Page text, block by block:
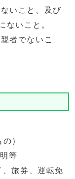
いこと、及び
ないこと。
者でないこ
）
等
旅券、運転免